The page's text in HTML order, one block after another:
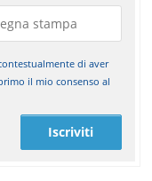
di aver
il mio consenso al
Iscriviti